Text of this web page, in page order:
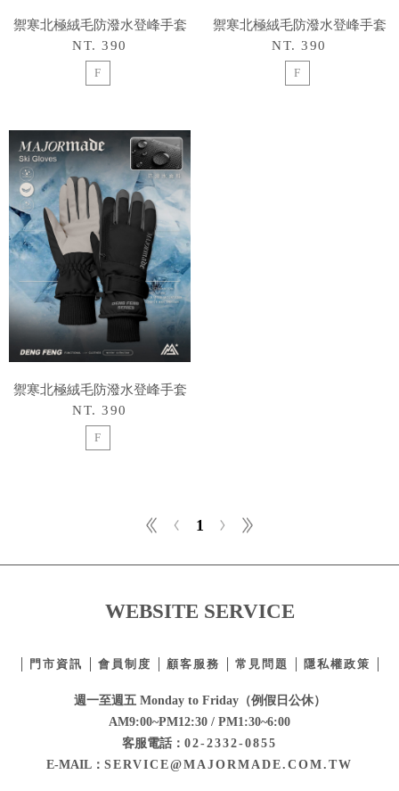
禦寒北極絨毛防潑水登峰手套
NT. 390
F
禦寒北極絨毛防潑水登峰手套
NT. 390
F
禦寒北極絨毛防潑水登峰手套
NT. 390
F
1
WEBSITE SERVICE
門市資訊 會員制度 顧客服務 常見問題 隱私權政策
週一至週五 Monday to Friday（例假日公休）
AM9:00~PM12:30 / PM1:30~6:00
客服電話： 02-2332-0855
E-MAIL： SERVICE@MAJORMADE.COM.TW